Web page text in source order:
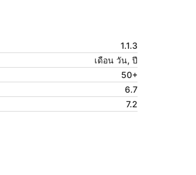
1.1.3
เดือน วัน, ปี
50+
6.7
7.2